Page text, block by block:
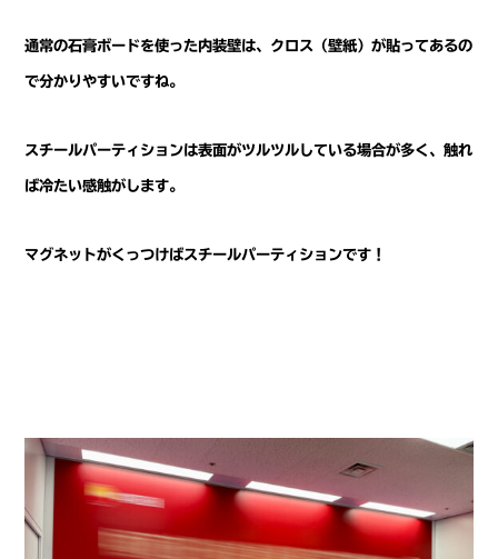
通常の石膏ボードを使った内装壁は、クロス（壁紙）が貼ってあるの
で分かりやすいですね。
スチールパーティションは表面がツルツルしている場合が多く、触れ
ば冷たい感触がします。
マグネットがくっつけばスチールパーティションです！